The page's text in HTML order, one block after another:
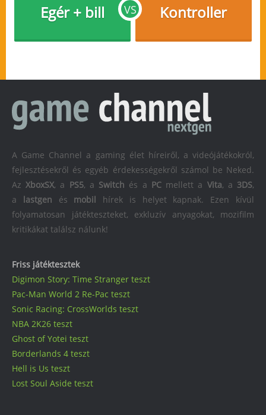
VS
Egér + bill Kontroller
Friss játéktesztek
Digimon Story: Time Stranger teszt
Pac-Man World 2 Re-Pac teszt
Sonic Racing: CrossWorlds teszt
NBA 2K26 teszt
Ghost of Yotei teszt
Borderlands 4 teszt
Hell is Us teszt
Lost Soul Aside teszt
A Game Channel a gaming élet híreiről, a videójátékokról,
fejlesztésekről és egyéb érdekességekről számol be Neked.
AzXboxSX, a PS5, a Switch és a PCmellett a Vita, a 3DS,
a
lastgen és mobil
hírek is helyet kapnak. Ezen kívül
folyamatosan játékteszteket, exkluzív anyagokat, mozifilm
kritikákat találsz nálunk!